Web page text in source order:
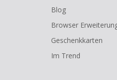
Blog
Browser
Geschenkkarten
Im Trend